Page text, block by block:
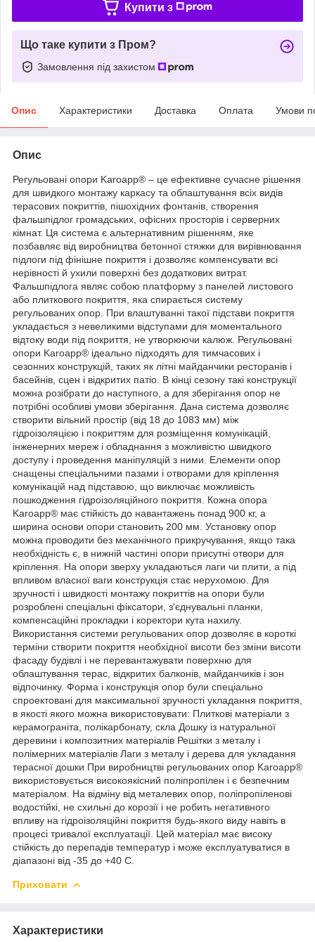
Купити з
Що таке купити з Пром?
Замовлення під захистом
Опис Характеристики Доставка Оплата Умови
Опис
Регульовані опори Karoapp® – це ефективне сучасне рішення
для швидкого монтажу каркасу та облаштування всіх видів
терасових покриттів, пішохідних фонтанів, створення
фальшпідлог громадських, офісних просторів і серверних
кімнат. Ця система є альтернативним рішенням, яке
позбавляє від виробництва бетонної стяжки для вирівнювання
підлоги під фінішне покриття і дозволяє компенсувати всі
нерівності й ухили поверхні без додаткових витрат.
Фальшпідлога являє собою платформу з панелей листового
або плиткового покриття, яка спирається систему
регульованих опор. При влаштуванні такої підстави покриття
укладається з невеликими відступами для моментального
відтоку води під покриття, не утворюючи калюж. Регульовані
опори Karoapp® ідеально підходять для тимчасових і
сезонних конструкцій, таких як літні майданчики ресторанів і
басейнів, сцен і відкритих патіо. В кінці сезону такі конструкції
можна розібрати до наступного, а для зберігання опор не
потрібні особливі умови зберігання. Дана система дозволяє
створити вільний простір (від 18 до 1083 мм) між
гідроізоляцією і покриттям для розміщення комунікацій,
інженерних мереж і обладнання з можливістю швидкого
доступу і проведення маніпуляцій з ними. Елементи опор
снащены спеціальними пазами і отворами для кріплення
комунікацій над підставою, що виключає можливість
пошкодження гідроізоляційного покриття. Кожна опора
Karoapp® має стійкість до навантажень понад 900 кг, а
ширина основи опори становить 200 мм. Установку опор
можна проводити без механічного прикручування, якщо така
необхідність є, в нижній частині опори присутні отвори для
кріплення. На опори зверху укладаються лаги чи плити, а під
впливом власної ваги конструкція стає нерухомою. Для
зручності і швидкості монтажу покриттів на опори були
розроблені спеціальні фіксатори, з'єднувальні планки,
компенсаційні прокладки і коректори кута нахилу.
Використання системи регульованих опор дозволяє в короткі
терміни створити покриття необхідної висоти без зміни висоти
фасаду будівлі і не перевантажувати поверхню для
облаштування терас, відкритих балконів, майданчиків і зон
відпочинку. Форма і конструкція опор були спеціально
спроектовані для максимальної зручності укладання покриття,
в якості якого можна використовувати: Плиткові матеріали з
керамограніта, полікарбонату, скла Дошку із натуральної
деревини і композитних матеріалів Решітки з металу і
полімерних матеріалів Лаги з металу і дерева для укладання
терасної дошки При виробництві регульованих опор Karoapp®
використовується високоякісний поліпропілен і є безпечним
матеріалом. На відміну від металевих опор, поліпропіленові
водостійкі, не схильні до корозії і не робить негативного
впливу на гідроізоляційні покриття будь-якого виду навіть в
процесі тривалої експлуатації. Цей матеріал має високу
стійкість до перепадів температур і може експлуатуватися в
діапазоні від -35 до +40 С.
Приховати
Характеристики